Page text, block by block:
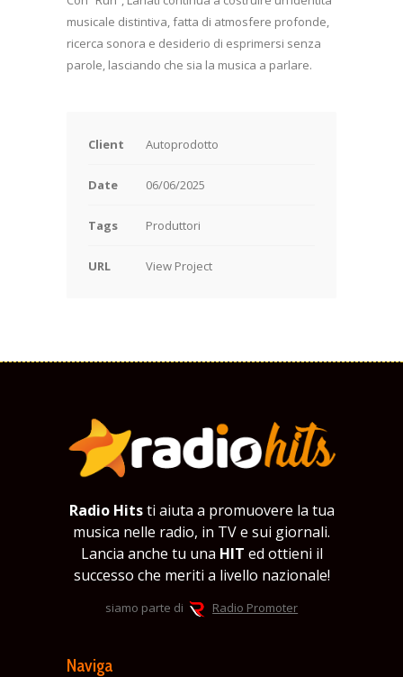
musicale distintiva, fatta di atmosfere profonde,
ricerca sonora e desiderio di esprimersi senza
parole, lasciando che sia la musica a parlare.
Client Autoprodotto
Date 06/06/2025
Tags Produttori
URL View Project
Radio Hitsti aiuta a promuovere la tua
musica nelle radio, in TV e sui giornali.
Lancia anche tu una HIT ed ottieni il
successo che meriti a livello nazionale!
siamo parte di Radio Promoter
Naviga